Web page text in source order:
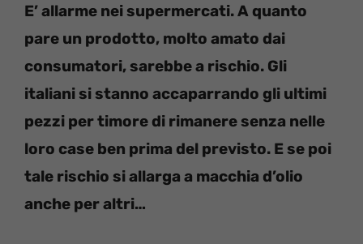
E’ allarme nei supermercati. A quanto
pare un prodotto, molto amato dai
consumatori, sarebbe a rischio. Gli
italiani si stanno accaparrando gli ultimi
pezzi per timore di rimanere senza nelle
loro case ben prima del previsto. E se poi
tale rischio si allarga a macchia d’olio
anche per altri…